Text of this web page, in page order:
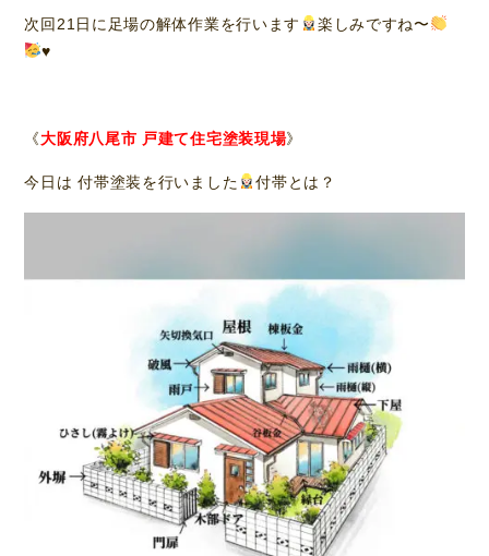
次回21日に足場の解体作業を行います
楽しみですね〜
♥️
《大阪府八尾市 戸建て住宅塗装現場》
今日は 付帯塗装を行いました 付帯とは？